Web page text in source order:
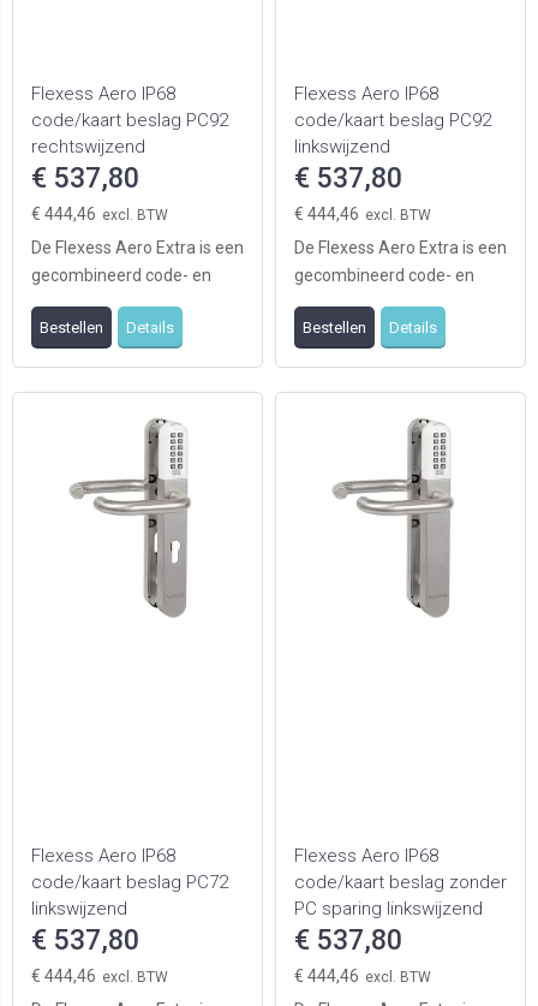
Flexess Aero IP68
code/kaart beslag PC92
rechtswijzend
€ 537,80
€ 444,46
De Flexess Aero Extra is een
gecombineerd code- en
kaartleesbeslag welke
eenvoudig op mech ...
Bestellen Details
Flexess Aero IP68
code/kaart beslag PC92
linkswijzend
€ 537,80
€ 444,46
De Flexess Aero Extra is een
gecombineerd code- en
kaartleesbeslag welke
eenvoudig op mech ...
Bestellen Details
Flexess Aero IP68
code/kaart beslag PC72
linkswijzend
€ 537,80
€ 444,46
Flexess Aero IP68
code/kaart beslag zonder
PC sparing linkswijzend
€ 537,80
€ 444,46